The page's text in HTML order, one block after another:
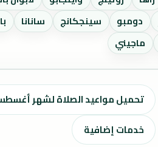
دومبو سينجكانج سانانا
ماجيني
تحميل مواعيد الصلاة لشهر أغسطس ٢٠٢٦ / صفر
خدمات إضافية